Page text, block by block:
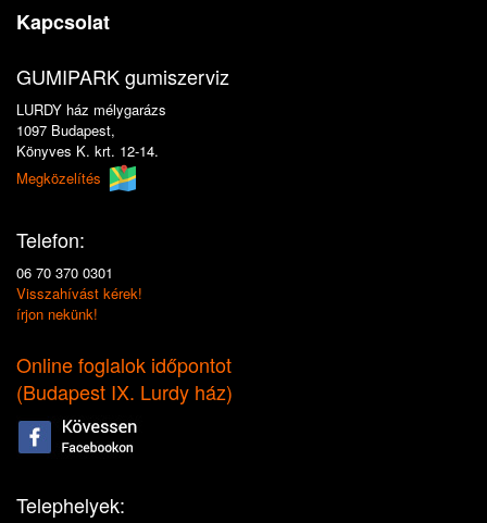
Kapcsolat
GUMIPARK gumiszerviz
LURDY ház mélygarázs
1097 Budapest,
Könyves K. krt. 12-14.
Megközelítés
Telefon:
06 70 370 0301
Visszahívást kérek!
írjon nekünk!
Online foglalok időpontot
(Budapest IX. Lurdy ház)
Telephelyek: